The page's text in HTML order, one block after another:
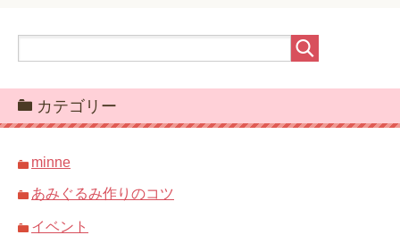
カテゴリー
minne
あみぐるみ作りのコツ
イベント